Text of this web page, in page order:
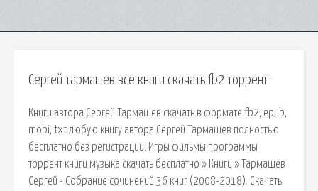
Сергей тармашев все книги скачать fb2 торрент
Книги автора Сергей Тармашев скачать в формате fb2, epub,
mobi, txt любую книгу автора Сергей Тармашев полностью
бесплатно без регистрации. Игры фильмы программы
торрент книги музыка скачать бесплатно » Книги » Тармашев
Сергей - Собрание сочинений 36 книг (2008-2018). Скачать